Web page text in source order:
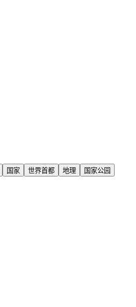
国家 世界首都 地理
国家公园